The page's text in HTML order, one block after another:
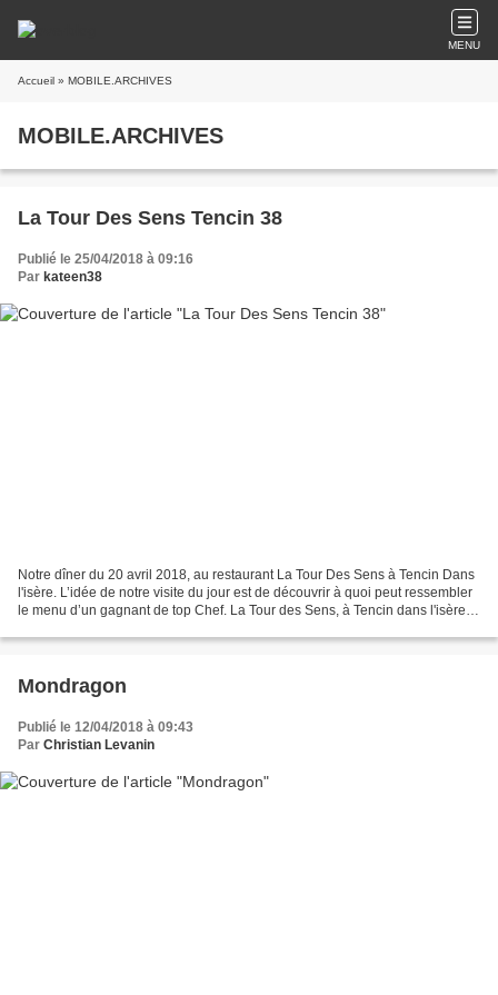
MENU
Accueil » MOBILE.ARCHIVES
MOBILE.ARCHIVES
La Tour Des Sens Tencin 38
Publié le 25/04/2018 à 09:16
Par kateen38
Notre dîner du 20 avril 2018, au restaurant La Tour Des Sens à Tencin Dans
l'isère. L’idée de notre visite du jour est de découvrir à quoi peut ressembler
le menu d’un gagnant de top Chef. La Tour des Sens, à Tencin dans l'isère
Mondragon
Publié le 12/04/2018 à 09:43
Par Christian Levanin